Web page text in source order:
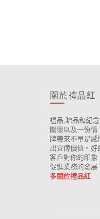
關於禮品紅
禮品,贈品和紀
關懷以及一份
牌帶來不單是
出宣傳價值。
客戶對你的印
促進業務的發
多關於禮品紅